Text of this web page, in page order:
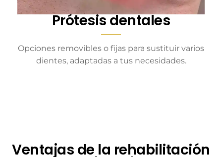
Prótesis dentales
Opciones removibles o fijas para sustituir varios
dientes, adaptadas a tus necesidades.
Ventajas de la rehabilitación